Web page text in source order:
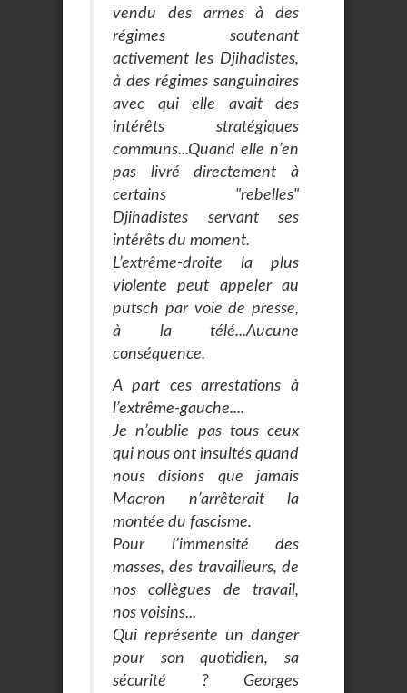
vendu des armes à des
régimes soutenant
activement les Djihadistes,
à des régimes sanguinaires
avec qui elle avait des
intérêts stratégiques
communs...Quand elle n’en
pas livré directement à
certains "rebelles"
Djihadistes servant ses
intérêts du moment.
L’extrême-droite la plus
violente peut appeler au
putsch par voie de presse,
à la télé...Aucune
conséquence.
A part ces arrestations à
l’extrême-gauche....
Je n’oublie pas tous ceux
qui nous ont insultés quand
nous disions que jamais
Macron n’arrêterait la
montée du fascisme.
Pour l’immensité des
masses, des travailleurs, de
nos collègues de travail,
nos voisins...
Qui représente un danger
pour son quotidien, sa
sécurité ? Georges